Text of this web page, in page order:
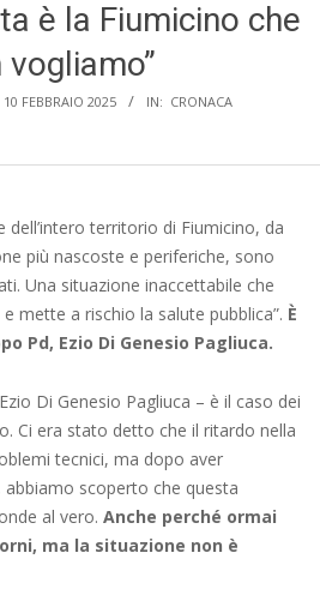
è la Fiumicino che
vogliamo”
10 FEBBRAIO 2025 IN: CRONACA
dell’intero territorio di Fiumicino, da
più nascoste e periferiche, sono
Una situazione inaccettabile che
mette a rischio la salute pubblica”. È
Pd, Ezio Di Genesio Pagliuca.
Di Genesio Pagliuca – è il caso dei
Ci era stato detto che il ritardo nella
tecnici, ma dopo aver
scoperto che questa
al vero. Anche perché ormai
ma la situazione non è